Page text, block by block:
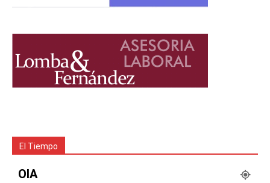
El Tiempo
OIA